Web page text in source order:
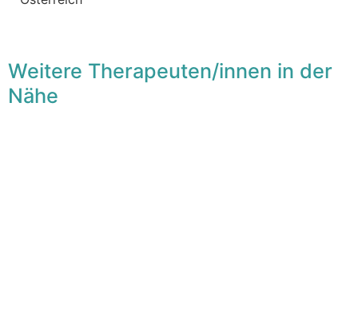
Weitere Therapeuten/innen in der
Nähe